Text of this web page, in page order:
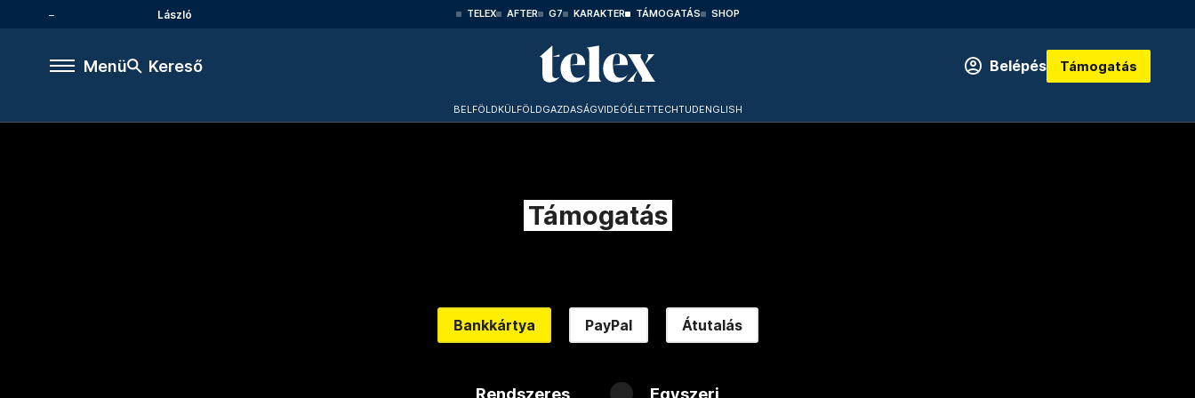
László TELEX AFTER G7 KARAKTER TÁMOGATÁS SHOP
Menü Kereső Belépés Támogatás
BELFÖLDKÜLFÖLDGAZDASÁGVIDEÓÉLETTECHTUDENGLISH
Támogatás
Bankkártya PayPal Átutalás
Rendszeres Egyszeri